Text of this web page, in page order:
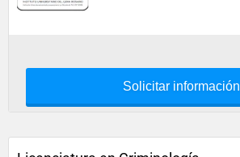
Solicitar información